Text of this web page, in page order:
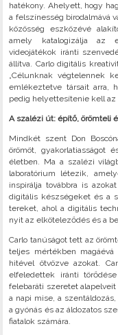
hatékony. Ahelyett, hogy
a felszínesség birodalmává
közösség eszközévé
amely katalogizálja az
videojátékok iránti
állítva. Carlo digitális
„Célunknak végtelennek
emlékeztetve társait arra,
pedig helyettesítenie kell az
A szalézi út: építő, örömteli
Mindkét szent Don
örömöt, gyakorlatiasságot
életben. Ma a szalézi
laboratórium létezik,
inspirálja továbbra is
digitális készségeket és a
tereket, ahol a digitális
nyit az elköteleződés és a
Carlo tanúságot tett az
teljes mértékben
hitével ötvözve azokat.
elfeledettek iránti
felebaráti szeretet
a napi mise, a
a gyónás és az áldozatos
fiatalok számára.